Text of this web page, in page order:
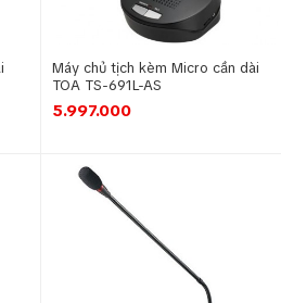
Máy chủ tịch kèm Micro cần dài
TOA TS-691L-AS
5.997.000